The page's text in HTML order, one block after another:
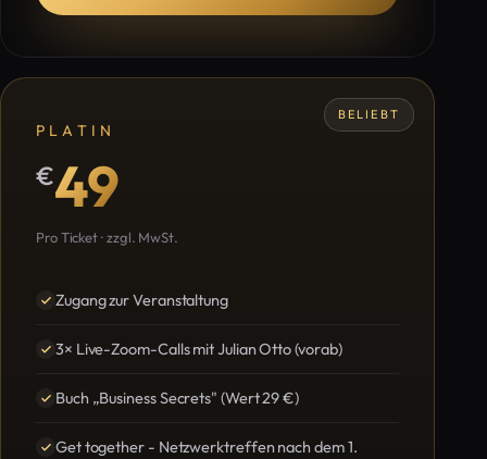
BELIEBT
PLATIN
€49
Pro Ticket · zzgl. MwSt.
Zugang zur Veranstaltung
3× Live-Zoom-Calls mit Julian Otto (vorab)
Buch „Business Secrets" (Wert 29 €)
Get together - Netzwerktreffen nach dem 1.